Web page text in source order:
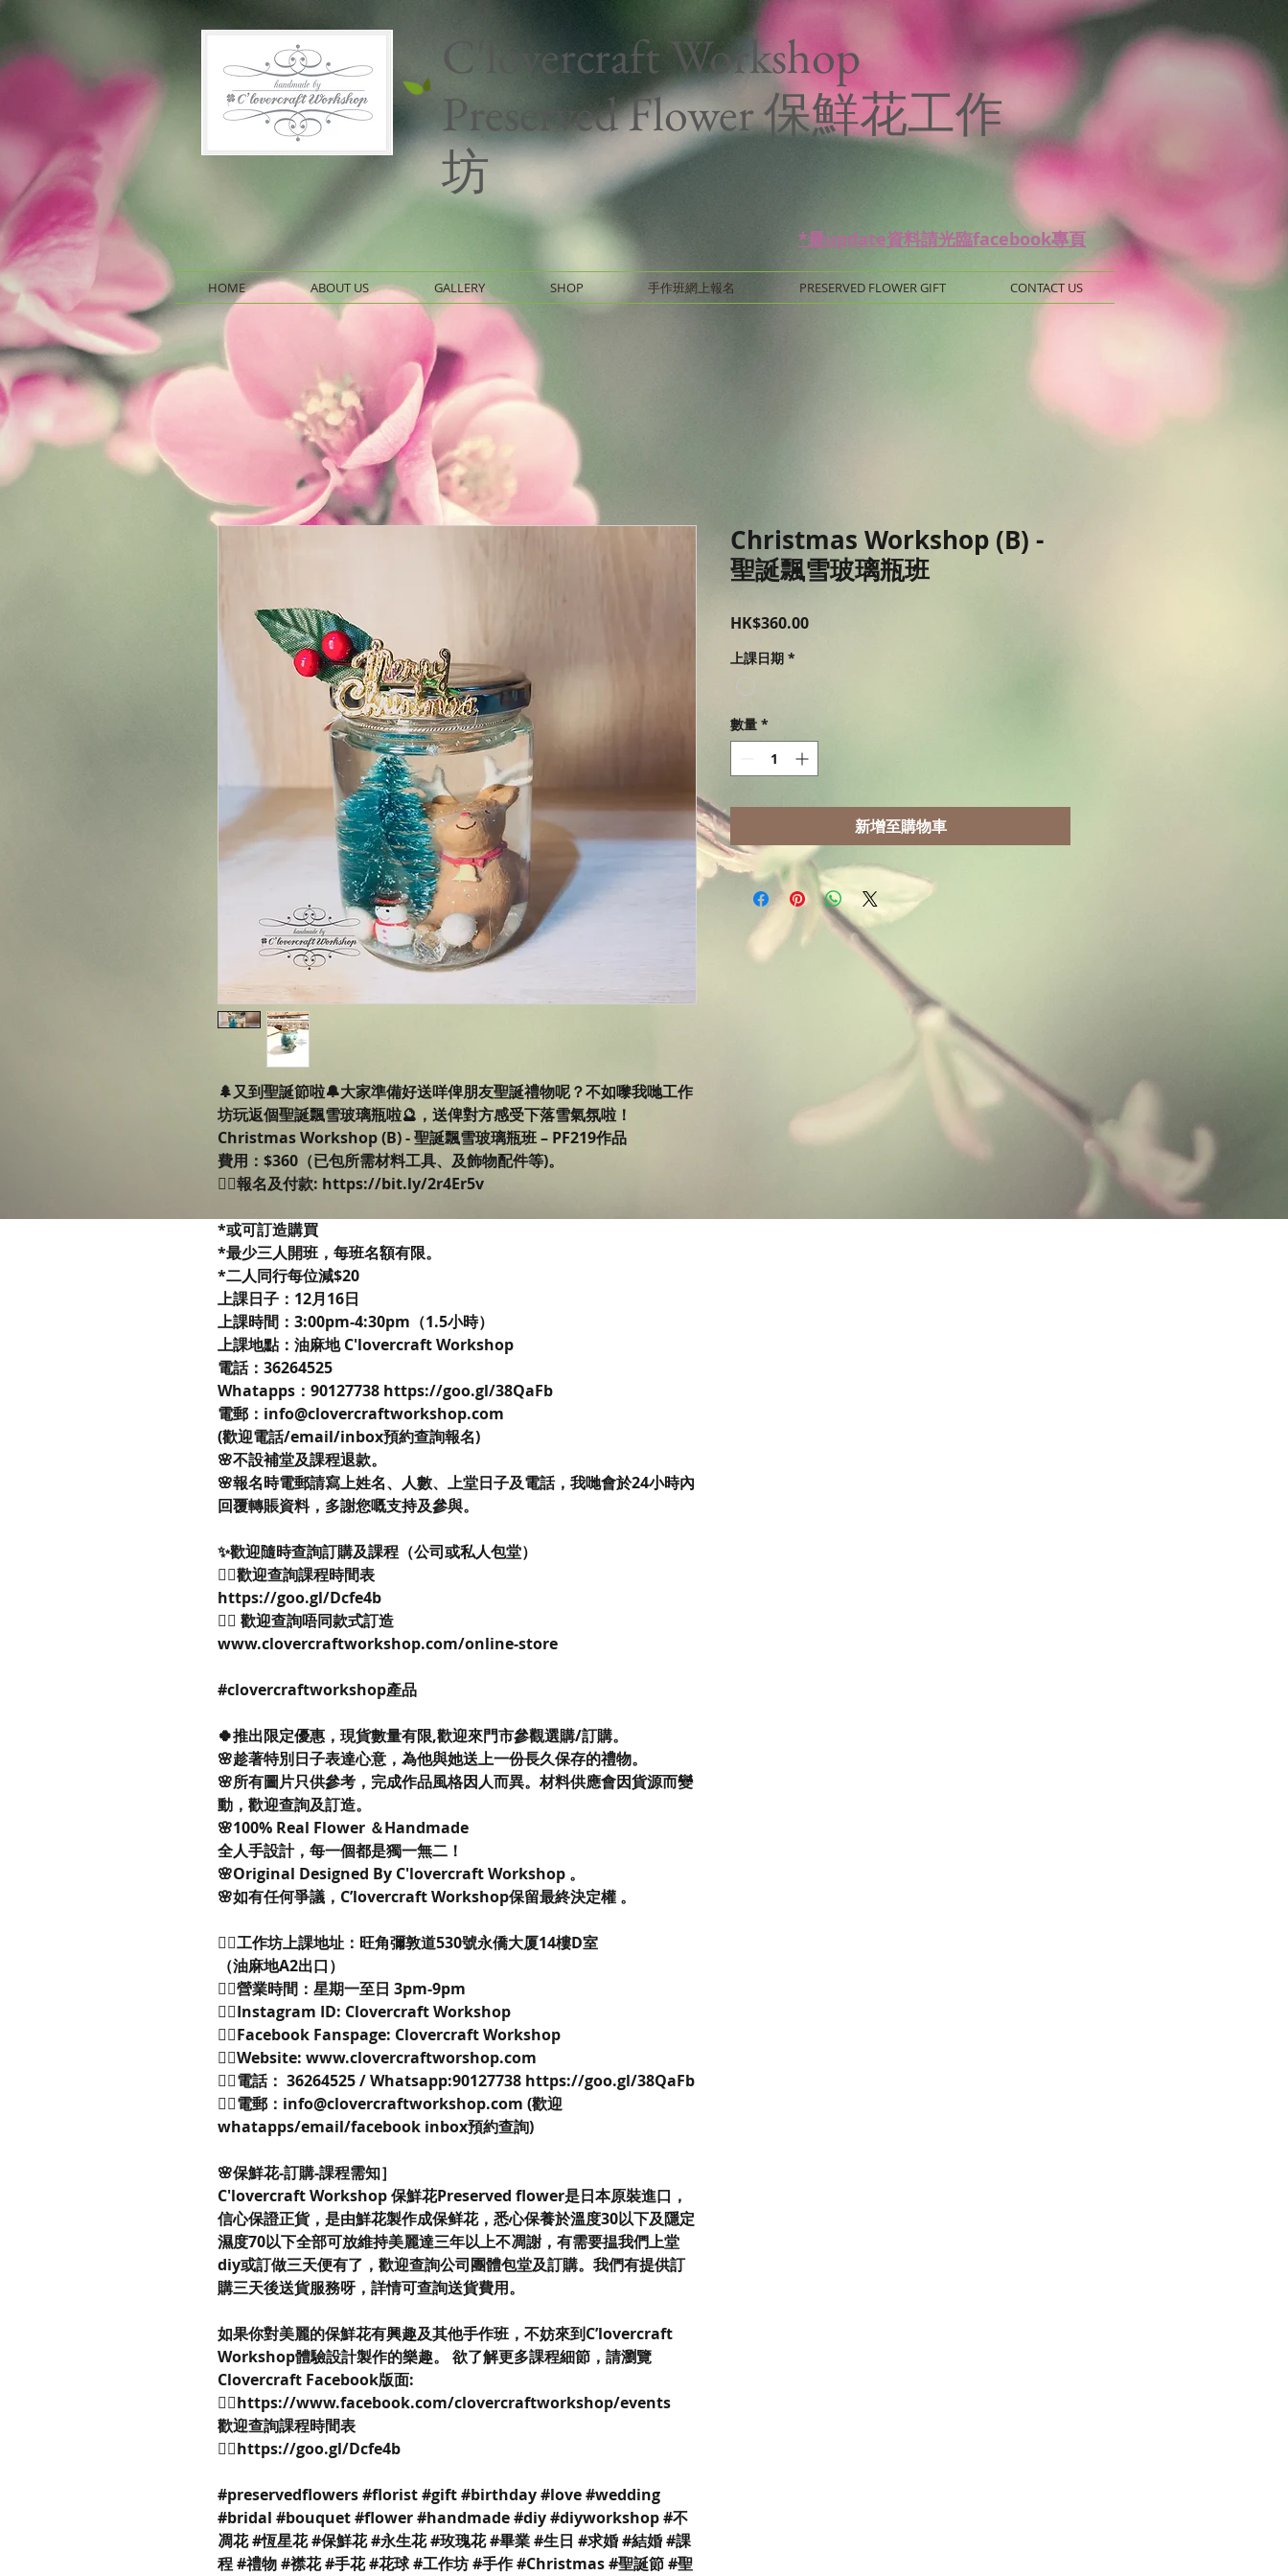
C'lovercraft Workshop
Preserved Flower 保鮮花工作
坊
*最update資料請光臨facebook專頁
HOME ABOUT US GALLERY SHOP 手作班網上報名 PRESERVED FLOWER GIFT CONTACT US
🌲又到聖誕節啦🔔大家準備好送咩俾朋友聖誕禮物呢？不如嚟我哋工作
坊玩返個聖誕飄雪玻璃瓶啦🔮，送俾對方感受下落雪氣氛啦！
Christmas Workshop (B) - 聖誕飄雪玻璃瓶班 – PF219作品
費用：$360（已包所需材料工具、及飾物配件等)。
👉🏻報名及付款: https://bit.ly/2r4Er5v
*或可訂造購買
*最少三人開班，每班名額有限。
*二人同行每位減$20
上課日子：12月16日
上課時間：3:00pm-4:30pm（1.5小時）
上課地點：油麻地 C'lovercraft Workshop
電話：36264525
Whatapps：90127738 https://goo.gl/38QaFb
電郵：info@clovercraftworkshop.com
(歡迎電話/email/inbox預約查詢報名)
🌸不設補堂及課程退款。
🌸報名時電郵請寫上姓名、人數、上堂日子及電話，我哋會於24小時內
回覆轉賬資料，多謝您嘅支持及參與。
✨歡迎隨時查詢訂購及課程（公司或私人包堂）
👉🏻歡迎查詢課程時間表
https://goo.gl/Dcfe4b
👉🏻 歡迎查詢唔同款式訂造
www.clovercraftworkshop.com/online-store
#clovercraftworkshop產品
🍀推出限定優惠，現貨數量有限,歡迎來門市參觀選購/訂購。
🌸趁著特別日子表達心意，為他與她送上一份長久保存的禮物。
🌸所有圖片只供參考，完成作品風格因人而異。材料供應會因貨源而變
動，歡迎查詢及訂造。
🌸100% Real Flower ＆Handmade
全人手設計，每一個都是獨一無二！
🌸Original Designed By C'lovercraft Workshop 。
🌸如有任何爭議，C’lovercraft Workshop保留最終決定權 。
👉🏻工作坊上課地址：旺角彌敦道530號永僑大厦14樓D室
（油麻地A2出口）
👉🏻營業時間：星期一至日 3pm-9pm
👉🏻Instagram ID: Clovercraft Workshop
👉🏻Facebook Fanspage: Clovercraft Workshop
👉🏻Website: www.clovercraftworshop.com
👉🏻電話： 36264525 / Whatsapp:90127738 https://goo.gl/38QaFb
👉🏻電郵：info@clovercraftworkshop.com (歡迎
whatapps/email/facebook inbox預約查詢)
🌸保鮮花-訂購-課程需知］
C'lovercraft Workshop 保鮮花Preserved flower是日本原裝進口，
信心保證正貨，是由鮮花製作成保鲜花，悉心保養於溫度30以下及隱定
濕度70以下全部可放維持美麗達三年以上不凋謝，有需要揾我們上堂
diy或訂做三天便有了，歡迎查詢公司團體包堂及訂購。我們有提供訂
購三天後送貨服務呀，詳情可查詢送貨費用。
如果你對美麗的保鮮花有興趣及其他手作班，不妨來到C’lovercraft
Workshop體驗設計製作的樂趣。 欲了解更多課程細節，請瀏覽
Clovercraft Facebook版面:
👉🏻https://www.facebook.com/clovercraftworkshop/events
歡迎查詢課程時間表
👉🏻https://goo.gl/Dcfe4b
#preservedflowers #florist #gift #birthday #love #wedding
#bridal #bouquet #flower #handmade #diy #diyworkshop #不
凋花 #恆星花 #保鮮花 #永生花 #玫瑰花 #畢業 #生日 #求婚 #結婚 #課
程 #禮物 #襟花 #手花 #花球 #工作坊 #手作 #Christmas #聖誕節 #聖
Christmas Workshop (B) -
聖誕飄雪玻璃瓶班
HK$360.00價
上課日期 *
數量 *
新增至購物車